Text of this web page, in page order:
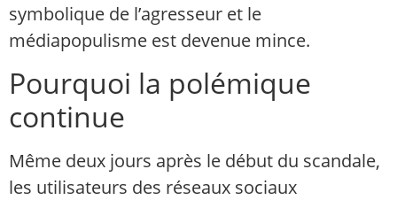
symbolique de l’agresseur et le
médiapopulisme est devenue mince.
Pourquoi la polémique
continue
Même deux jours après le début du scandale,
les utilisateurs des réseaux sociaux